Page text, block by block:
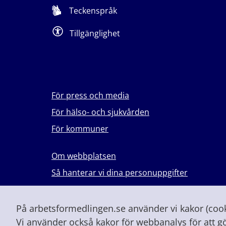
På arbetsformedlingen.se använder vi kakor
Vi använder också kakor för webbanalys för att
Teckenspråk
Tillgänglighet
För press och media
För hälso- och sjukvården
För kommuner
Om webbplatsen
Så hanterar vi dina personuppgifter
Lever du med våld i en nära relation?
Vid höjd beredskap och krig